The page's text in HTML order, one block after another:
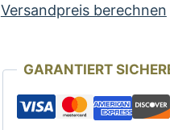
Menge
Versandpreis berechnen
GARANTIERT